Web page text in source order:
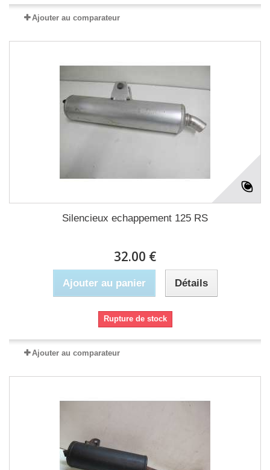
Ajouter au comparateur
Silencieux echappement 125 RS
32.00 €
Ajouter au panier Détails
Rupture de stock
Ajouter au comparateur